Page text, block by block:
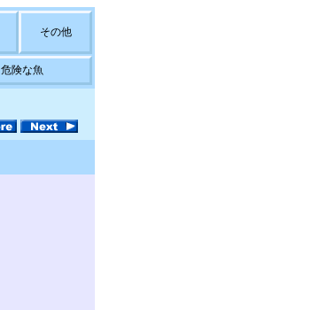
その他
危険な魚